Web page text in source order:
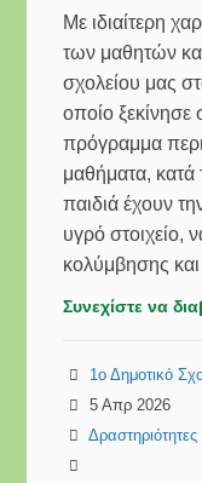
Με ιδιαίτερη
των μαθητών
σχολείου μας
οποίο ξεκίνησε
πρόγραμμα
μαθήματα, κατά
παιδιά έχουν
υγρό στοιχείο,
κολύμβησης
Συνεχίστε να
1ο Δημοτικό
5 Απρ 2026
Δραστηριότητες